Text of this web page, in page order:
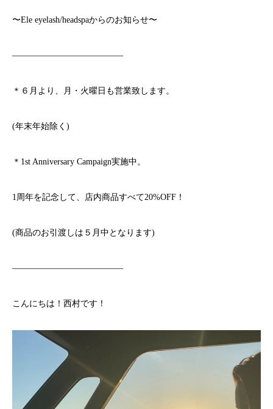
〜Ele eyelash/headspaからのお知らせ〜
—————————————
＊６月より、月・火曜日も営業致します。
(年末年始除く)
＊1st Anniversary Campaign実施中。
1周年を記念して、店内商品すべて20%OFF！
(商品のお引渡しは５月中となります)
—————————————
こんにちは！西村です！